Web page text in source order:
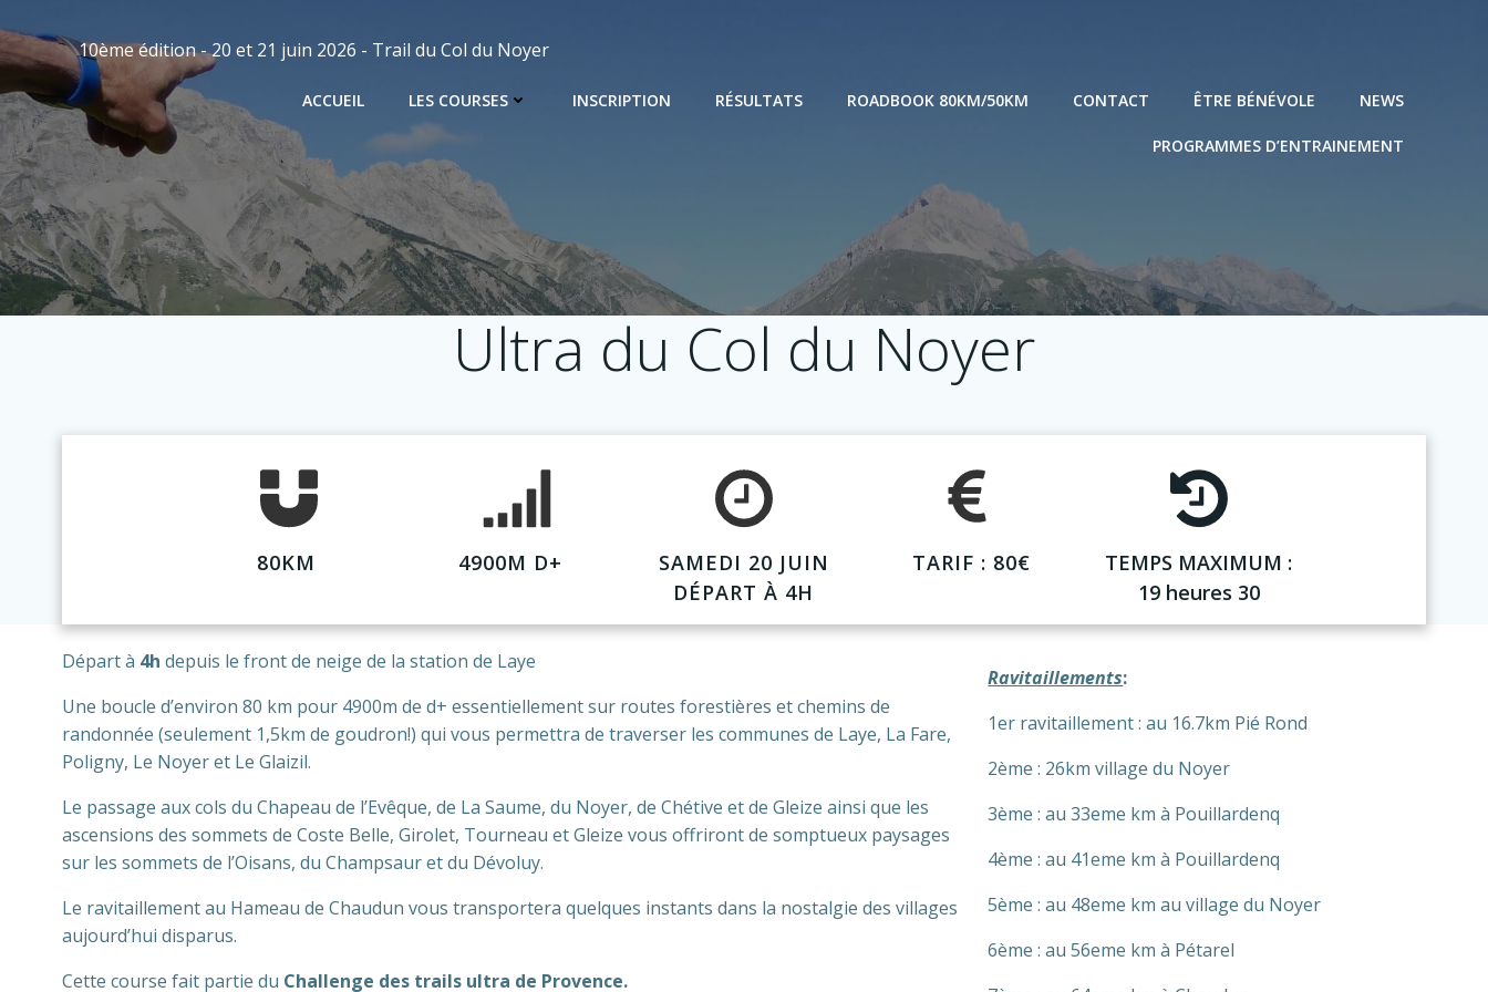
au
contenu
10ème édition - 20 et 21 juin 2026 - Trail du Col du Noyer
ACCUEIL LES COURSES INSCRIPTION RÉSULTATS ROADBOOK 80KM/50KM CONTACT ÊTRE BÉNÉVOLE NEWS
PROGRAMMES D’ENTRAINEMENT
Ultra du Col du Noyer
80KM 4900M D+
SAMEDI 20 JUIN
DÉPART À 4H
TARIF : 80€
TEMPS MAXIMUM :
19 heures 30
Départ à 4h depuis le front de neige de la station de Laye
Une boucle d’environ 80 km pour 4900m de d+ essentiellement sur routes forestières et chemins de
randonnée (seulement 1,5km de goudron!) qui vous permettra de traverser les communes de Laye, La Fare,
Poligny, Le Noyer et Le Glaizil.
Le passage aux cols du Chapeau de l’Evêque, de La Saume, du Noyer, de Chétive et de Gleize ainsi que les
ascensions des sommets de Coste Belle, Girolet, Tourneau et Gleize vous offriront de somptueux paysages
sur les sommets de l’Oisans, du Champsaur et du Dévoluy.
Le ravitaillement au Hameau de Chaudun vous transportera quelques instants dans la nostalgie des villages
aujourd’hui disparus.
Cette course fait partie du Challenge des trails ultra de Provence.
Ravitaillements:
1er ravitaillement : au 16.7km Pié Rond
2ème : 26km village du Noyer
3ème : au 33eme km à Pouillardenq
4ème : au 41eme km à Pouillardenq
5ème : au 48eme km au village du Noyer
6ème : au 56eme km à Pétarel